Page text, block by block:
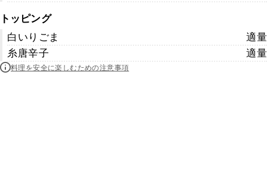
トッピング
白いりごま
適量
糸唐辛子
適量
料理を安全に楽しむための注意事項